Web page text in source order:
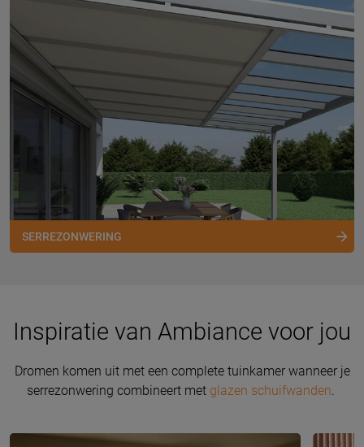
SERREZONWERING
Inspiratie van Ambiance voor jou
Dromen komen uit met een complete tuinkamer wanneer je
serrezonwering combineert met glazen schuifwanden.